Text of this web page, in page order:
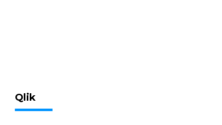
Qlik